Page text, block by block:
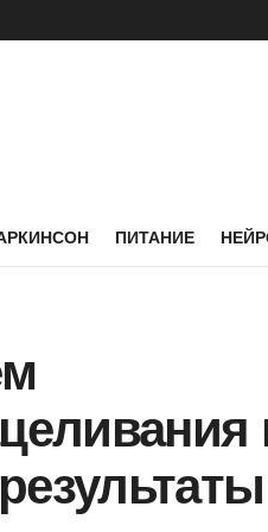
ПИТАНИЕ